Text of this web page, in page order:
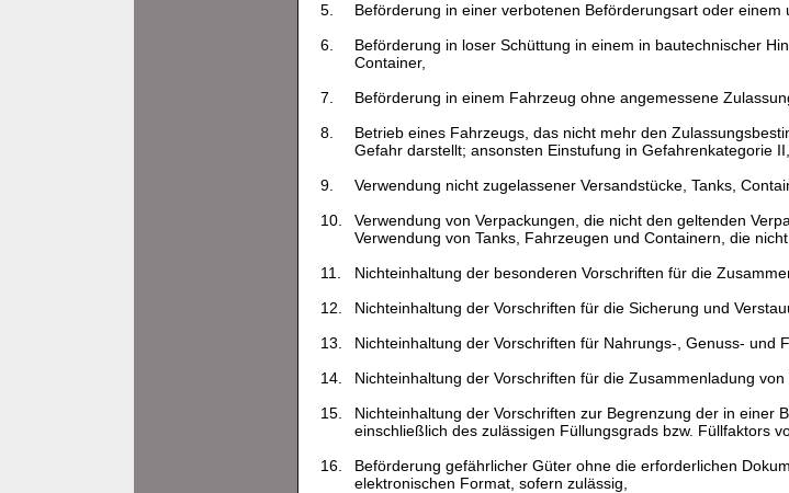
5.
Beförderung in einer verbotenen Beförderungsart oder einem
6.
Beförderung in loser Schüttung in einem in bautechnischer
Container,
7.
Beförderung in einem Fahrzeug ohne angemessene
8.
Betrieb eines Fahrzeugs, das nicht mehr den
Gefahr darstellt; ansonsten Einstufung in Gefahrenkategorie II,
9.
Verwendung nicht zugelassener Versandstücke, Tanks,
10.
Verwendung von Verpackungen, die nicht den geltenden
Verwendung von Tanks, Fahrzeugen und Containern, die
11.
Nichteinhaltung der besonderen Vorschriften für die
12.
Nichteinhaltung der Vorschriften für die Sicherung und
13.
Nichteinhaltung der Vorschriften für Nahrungs-, Genuss- und
14.
Nichteinhaltung der Vorschriften für die Zusammenladung von
15.
Nichteinhaltung der Vorschriften zur Begrenzung der in einer
einschließlich des zulässigen Füllungsgrads bzw. Füllfaktors
16.
Beförderung gefährlicher Güter ohne die erforderlichen
elektronischen Format, sofern zulässig,